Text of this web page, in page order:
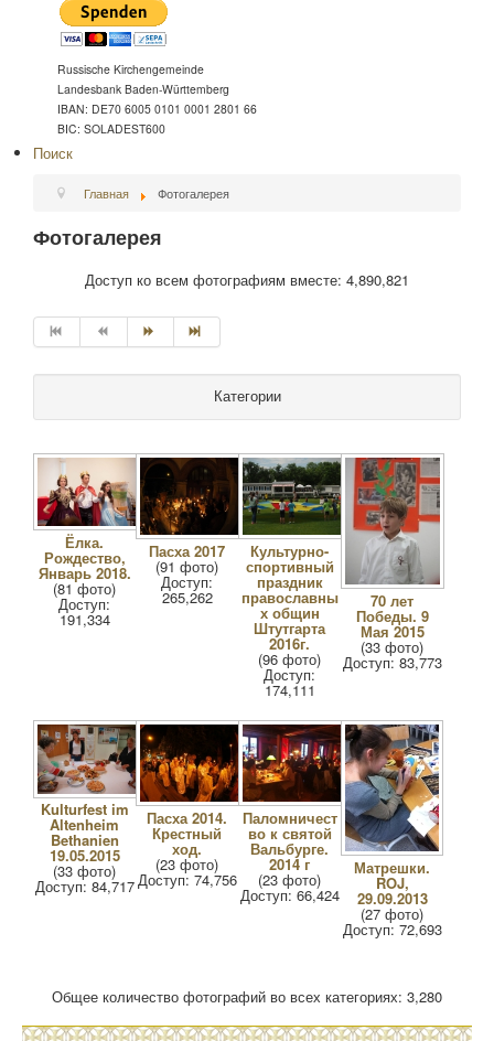
Russische Kirchengemeinde
Landesbank Baden-Württemberg
IBAN: DE70 6005 0101 0001 2801 66
BIC: SOLADEST600
Поиск
Главная Фотогалерея
Фотогалерея
Доступ ко всем фотографиям вместе: 4,890,821
Категории
Ёлка.
Рождество,
Январь 2018.
(81 фото)
Доступ:
191,334
Пасха 2017
(91 фото)
Доступ:
265,262
Культурно-
спортивный
праздник
православны
х общин
Штутгарта
2016г.
(96 фото)
Доступ:
174,111
70 лет
Победы. 9
Мая 2015
(33 фото)
Доступ: 83,773
Kulturfest im
Altenheim
Bethanien
19.05.2015
(33 фото)
Доступ: 84,717
Пасха 2014.
Крестный
ход.
(23 фото)
Доступ: 74,756
Паломничест
во к святой
Вальбурге.
2014 г
(23 фото)
Доступ: 66,424
Матрешки.
ROJ,
29.09.2013
(27 фото)
Доступ: 72,693
Общее количество фотографий во всех категориях: 3,280